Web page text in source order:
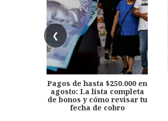
❮
Pagos de hasta $250.000 en
agosto: La lista completa
de bonos y cómo revisar tu
fecha de cobro